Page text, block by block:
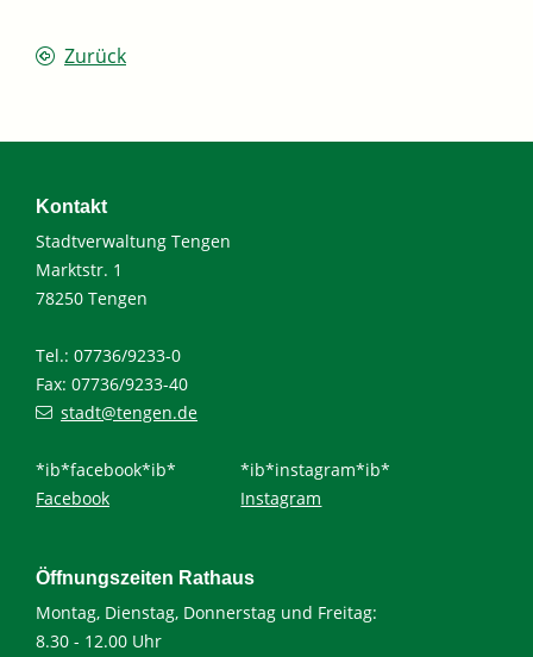
Zurück
Kontakt
Stadtverwaltung Tengen
Marktstr. 1
78250 Tengen
Tel.: 07736/9233-0
Fax: 07736/9233-40
stadt@tengen.de
*ib*facebook*ib*
Facebook
*ib*instagram*ib*
Instagram
Öffnungszeiten Rathaus
Montag, Dienstag, Donnerstag und Freitag:
8.30 - 12.00 Uhr